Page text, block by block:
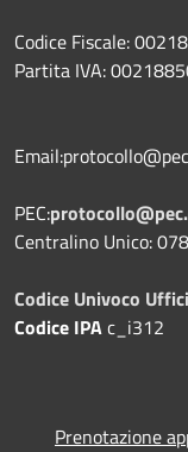
Codice Fiscale:
Partita IVA:
PEC:
Centralino Unico:
Codice Univoco
Codice IPAc_i312
Prenotazione